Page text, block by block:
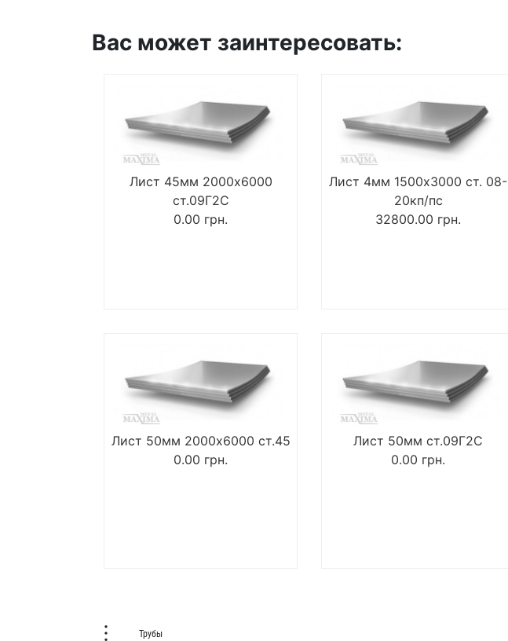
Вас может заинтересовать:
Лист 45мм 2000х6000
ст.09Г2С
0.00 грн.
Лист 4мм 1500х3000 ст. 08-
20кп/пс
32800.00 грн.
Лист 50мм 2000х6000 ст.45
0.00 грн.
Лист 50мм ст.09Г2С
0.00 грн.
Трубы